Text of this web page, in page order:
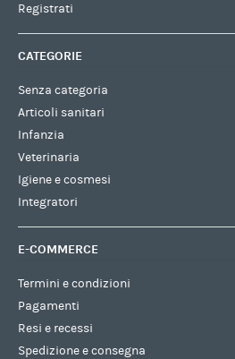
Registrati
CATEGORIE
Senza categoria
Articoli sanitari
Infanzia
Veterinaria
Igiene e cosmesi
Integratori
E-COMMERCE
Termini e condizioni
Pagamenti
Resi e recessi
Spedizione e consegna